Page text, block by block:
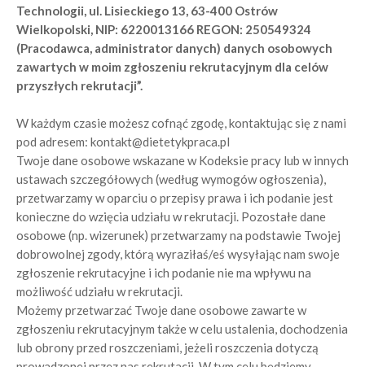
Technologii, ul. Lisieckiego 13, 63-400 Ostrów
Wielkopolski, NIP: 6220013166 REGON: 250549324
(Pracodawca, administrator danych) danych osobowych
zawartych w moim zgłoszeniu rekrutacyjnym dla celów
przyszłych rekrutacji”.
W każdym czasie możesz cofnąć zgodę, kontaktując się z nami
pod adresem: kontakt@dietetykpraca.pl
Twoje dane osobowe wskazane w Kodeksie pracy lub w innych
ustawach szczegółowych (według wymogów ogłoszenia),
przetwarzamy w oparciu o przepisy prawa i ich podanie jest
konieczne do wzięcia udziału w rekrutacji. Pozostałe dane
osobowe (np. wizerunek) przetwarzamy na podstawie Twojej
dobrowolnej zgody, którą wyraziłaś/eś wysyłając nam swoje
zgłoszenie rekrutacyjne i ich podanie nie ma wpływu na
możliwość udziału w rekrutacji.
Możemy przetwarzać Twoje dane osobowe zawarte w
zgłoszeniu rekrutacyjnym także w celu ustalenia, dochodzenia
lub obrony przed roszczeniami, jeżeli roszczenia dotyczą